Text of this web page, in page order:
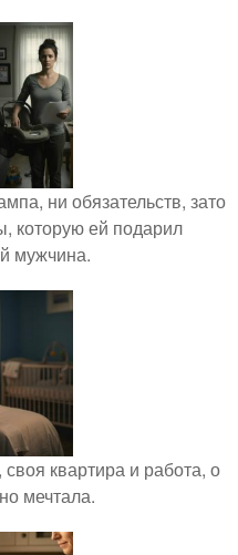
ни обязательств, зато
которую ей подарил
мужчина.
квартира и работа, о
мечтала.